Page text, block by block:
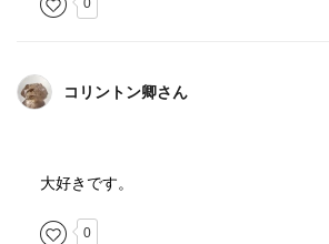
0
コリントン卿さん
大好きです。
0